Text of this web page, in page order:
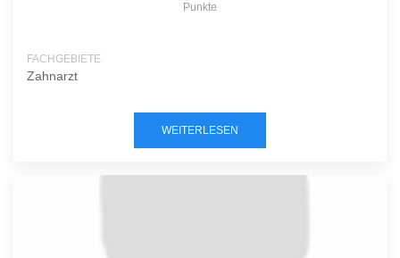
Punkte
FACHGEBIETE
Zahnarzt
WEITERLESEN